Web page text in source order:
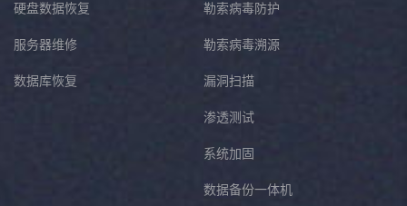
硬盘数据恢复
服务器维修
数据库恢复
勒索病毒防护
勒索病毒溯源
漏洞扫描
渗透测试
系统加固
数据备份一体机